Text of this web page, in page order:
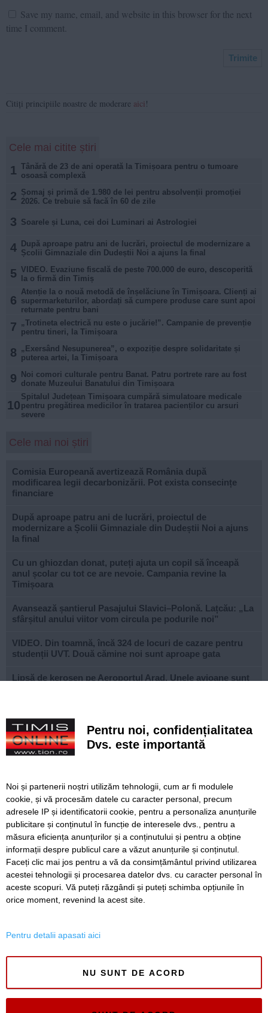
Save my name, email, and website in this browser for the next
time I comment.
Citiți principiile noastre de moderare aici !
Cele mai citite știri
1 Tânără de 23 de ani operată la Timișoara pentru o tumoare
osoasă complexă
2 Șomaj și primă de 1.980 de lei pentru absolvenții promoției
2026. Ce trebuie să facă în 60 de zile
3 Soarele și Luna, cei doi Luminari ai Astrologiei
4
După aproape patru ani de lucrări, proiectul de modernizare a
Școlii Gimnaziale din Dudeștii Noi a ajuns la final
5 VIDEO. Evaziune fiscală de peste 700.000 de euro, descoperită
la o firmă din Timiș
6
Atenție la o nouă metodă de înșelăciune în Timișoara. Clienți ai
supermarketurilor, abordați să cumpere produse care sunt apoi
returnate pentru bani
7 „Trotineta electrică nu este o jucărie!”. Campanie de prevenție
pentru tineri, la Timișoara
8 „Exersând Nesupunerea”, o expoziție despre solidaritate și
puterea artei, la Timișoara
9
Noi comori culturale pentru Banat. Patru portrete rare au fost
donate Muzeului Banatului din Timișoara
10
Spitalul Județean Timișoara cumpără simulatoare medicale
pentru pregătirea medicilor în tratarea pacienților cu arsuri
severe
Cele mai noi știri
Comisia Europeană avertizează România după
modificarea legii decarbonizării. Pot exista consecințe
financiare
După aproape patru ani de lucrări, proiectul de
modernizare a Școlii Gimnaziale din Dudeștii Noi a ajuns
la final
Cu un ghiozdan donat, puteți ajuta un copil să înceapă
anul școlar cu tot ce are nevoie. Campania revine la
Timișoara
Avansează șantierul Pasajului Slavici–Polonă. Lațcău: „La
sfârșitul anului viitor vom circula pe podurile noi”
VIDEO. Din toamnă, încă 324 de locuri de cazare pentru
studenții UVT. Două cămine noi sunt aproape gata
Lipsă de kerosen pe Aeroportul Arad. Unele avioane sunt
Autoritățile au izolat zona
Sculptura Anului, la Timișoara. Când începe votul pentru
Premiul Peter Jecza, în valoare de 8.000 de euro
Canicula accentuează seceta în Banat. Debitele râurilor
continuă să scadă
Începe procesul în care Călin Georgescu și mercenarul
Horațiu Potra vor fi judecați pe fond pentru tentativă de
lovitură de stat
SERVICII Redactia
Folosinta Cookie-urilor
Pentru noi, confidențialitatea
Dvs. este importantă
Noi și partenerii noștri utilizăm tehnologii, cum ar fi modulele
cookie, și vă procesăm datele cu caracter personal, precum
adresele IP și identificatorii cookie, pentru a personaliza anunțurile
publicitare și conținutul în funcție de interesele dvs., pentru a
măsura eficiența anunțurilor și a conținutului și pentru a obține
informații despre publicul care a văzut anunțurile și conținutul.
Faceți clic mai jos pentru a vă da consimțământul privind utilizarea
acestei tehnologii și procesarea datelor dvs. cu caracter personal în
aceste scopuri. Vă puteți răzgândi și puteți schimba opțiunile în
orice moment, revenind la acest site.
Pentru detalii apasati aici
NU SUNT DE ACORD